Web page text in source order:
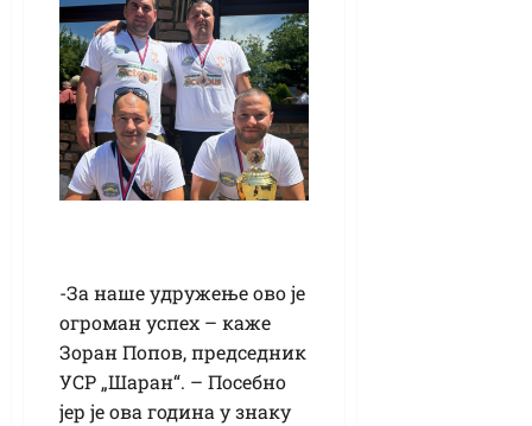
-За наше удружење ово је
огроман успех – каже
Зоран Попов, председник
УСР „Шаран“. – Посебно
јер је ова година у знаку